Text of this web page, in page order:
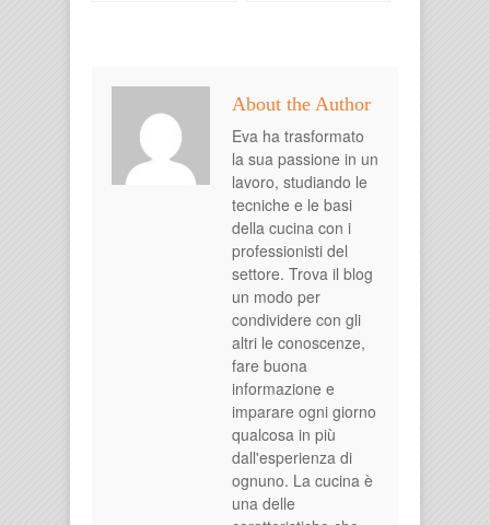
About the Author
Eva ha trasformato
la sua passione in un
lavoro, studiando le
tecniche e le basi
della cucina con i
professionisti del
settore. Trova il blog
un modo per
condividere con gli
altri le conoscenze,
fare buona
informazione e
imparare ogni giorno
qualcosa in più
dall'esperienza di
ognuno. La cucina è
una delle